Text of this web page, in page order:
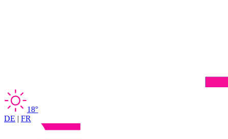
18°
DE | FR